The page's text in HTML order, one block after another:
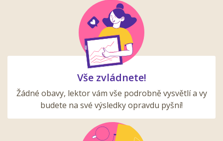
Vše zvládnete!
Žádné obavy, lektor vám vše podrobně vysvětlí a vy
budete na své výsledky opravdu pyšní!